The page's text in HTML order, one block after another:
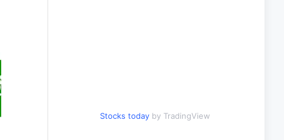
Stocks today by TradingView